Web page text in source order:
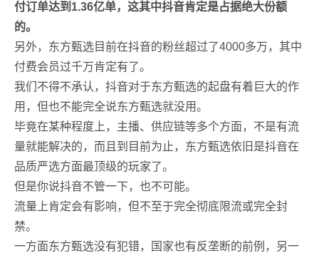
付订单达到1.36亿单，这其中抖音肯定是占据绝大份额
的。
另外，东方甄选目前在抖音的粉丝超过了4000多万，其中
付费会员过千万肯定有了。
我们不得不承认，抖音对于东方甄选的起盘有着巨大的作
用，但也不能完全说东方甄选就没用。
毕竟在某种程度上，主播、供应链等多个方面，不是有流
量就能解决的，而且到目前为止，东方甄选依旧是抖音在
品质严选方面最顶级的玩家了。
但是你说抖音不管一下，也不可能。
流量上肯定会有影响，但不至于完全彻底限流或完全封
禁。
一方面东方甄选没有犯错，国家也有反垄断的前例，另一